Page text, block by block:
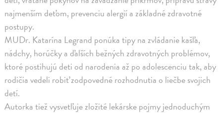
najmenším deťom, prevenciu alergií a základné zdravotné
postupy.
MUDr. Katarína Legrand ponúka tipy na zvládanie kašľa,
nádchy, horúčky a ďalších bežných zdravotných problémov,
ktoré postihujú deti od narodenia až po adolescenciu tak, aby
rodičia vedeli robiť zodpovedné rozhodnutia o liečbe svojich
detí.
Autorka tiež vysvetľuje zložité lekárske pojmy jednoduchým